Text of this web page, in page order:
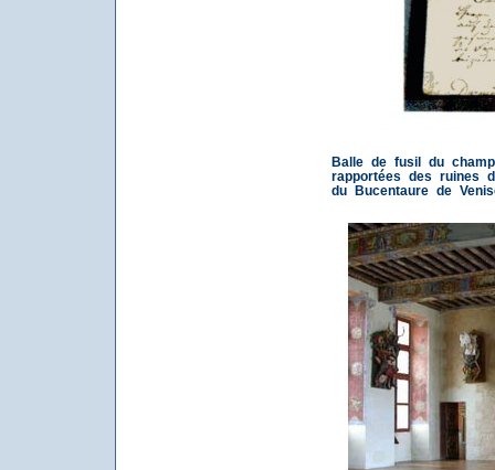
Balle de fusil du
rapportées des ruines
du Bucentaure de